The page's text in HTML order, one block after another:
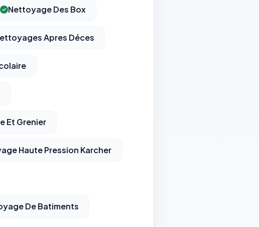
Nettoyage Des Box
Apres Déces
Et Grenier
Haute Pression Karcher
De Batiments